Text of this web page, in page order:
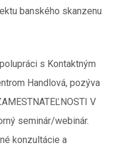
banského skanzenu
s Kontaktným
Handlová, pozýva
V
seminár/webinár.
konzultácie a